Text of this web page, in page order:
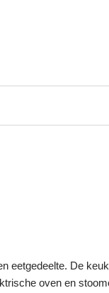
eetgedeelte. De
oven en